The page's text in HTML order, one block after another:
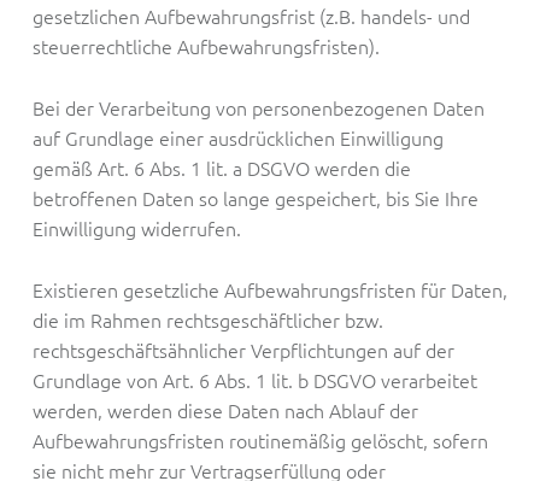
gesetzlichen Aufbewahrungsfrist (z.B. handels- und
steuerrechtliche Aufbewahrungsfristen).
Bei der Verarbeitung von personenbezogenen Daten
auf Grundlage einer ausdrücklichen Einwilligung
gemäß Art. 6 Abs. 1 lit. a DSGVO werden die
betroffenen Daten so lange gespeichert, bis Sie Ihre
Einwilligung widerrufen.
Existieren gesetzliche Aufbewahrungsfristen für Daten,
die im Rahmen rechtsgeschäftlicher bzw.
rechtsgeschäftsähnlicher Verpflichtungen auf der
Grundlage von Art. 6 Abs. 1 lit. b DSGVO verarbeitet
werden, werden diese Daten nach Ablauf der
Aufbewahrungsfristen routinemäßig gelöscht, sofern
sie nicht mehr zur Vertragserfüllung oder